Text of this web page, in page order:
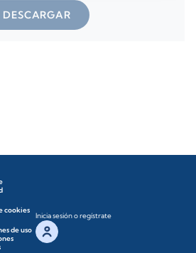
DESCARGAR
cookies
de uso
Inicia sesión o regístrate